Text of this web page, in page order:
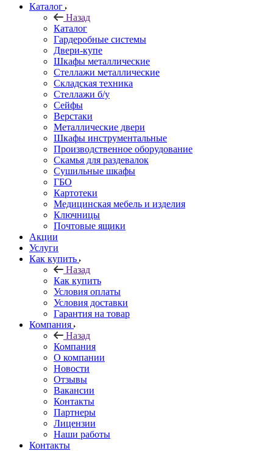
Каталог
Назад
Каталог
Гардеробные системы
Двери-купе
Шкафы металлические
Стеллажи металлические
Складская техника
Стеллажи б/у
Сейфы
Верстаки
Металлические двери
Шкафы инструментальные
Производственное оборудование
Скамья для раздевалок
Сушильные шкафы
ГБО
Картотеки
Медицинская мебель и изделия
Ключницы
Почтовые ящики
Акции
Услуги
Как купить
Назад
Как купить
Условия оплаты
Условия доставки
Гарантия на товар
Компания
Назад
Компания
О компании
Новости
Отзывы
Вакансии
Контакты
Партнеры
Лицензии
Наши работы
Контакты